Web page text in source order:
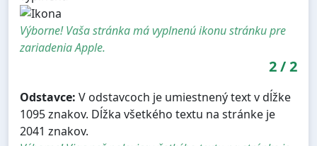
Výborne! Vaša stránka má vyplnenú ikonu stránku pre
zariadenia Apple.
2/2
Odstavce: V odstavcoch je umiestnený text v dĺžke
1095 znakov. Dĺžka všetkého textu na stránke je
2041 znakov.